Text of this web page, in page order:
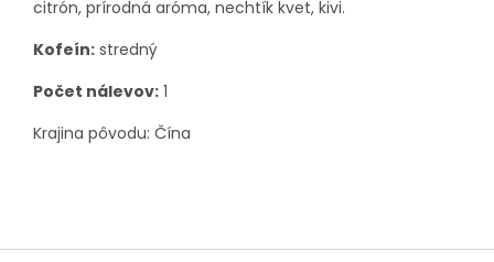
citrón, prírodná aróma, nechtík kvet, kivi.
Kofeín: stredný
Počet nálevov: 1
Krajina pôvodu: Čína